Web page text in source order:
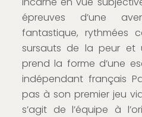
épreuves d’une
fantastique, rythmées
sursauts de la peur et
prend la forme d’une
indépendant français
pas à son premier jeu
s’agit de l’équipe à